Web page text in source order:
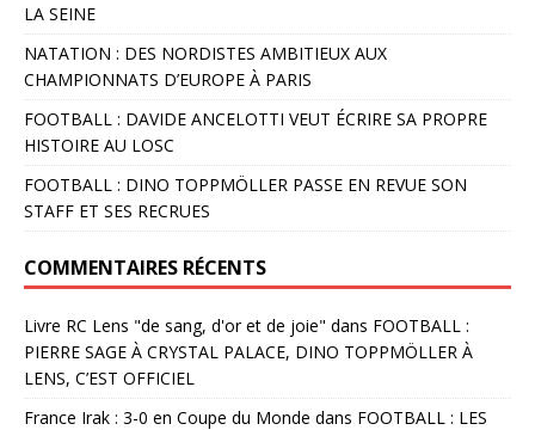
LA SEINE
NATATION : DES NORDISTES AMBITIEUX AUX
CHAMPIONNATS D’EUROPE À PARIS
FOOTBALL : DAVIDE ANCELOTTI VEUT ÉCRIRE SA PROPRE
HISTOIRE AU LOSC
FOOTBALL : DINO TOPPMÖLLER PASSE EN REVUE SON
STAFF ET SES RECRUES
COMMENTAIRES RÉCENTS
Livre RC Lens "de sang, d'or et de joie" dans FOOTBALL :
PIERRE SAGE À CRYSTAL PALACE, DINO TOPPMÖLLER À
LENS, C’EST OFFICIEL
France Irak : 3-0 en Coupe du Monde dans FOOTBALL : LES